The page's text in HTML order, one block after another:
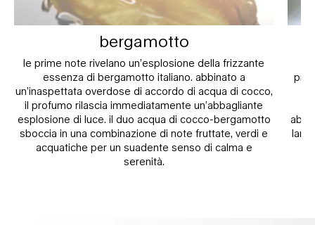
bergamotto
le prime note rivelano un’esplosione della frizzante
essenza di bergamotto italiano. abbinato a
un’inaspettata overdose di accordo di acqua di cocco,
il profumo rilascia immediatamente un’abbagliante
esplosione di luce. il duo acqua di cocco-bergamotto
sboccia in una combinazione di note fruttate, verdi e
acquatiche per un suadente senso di calma e
serenità.